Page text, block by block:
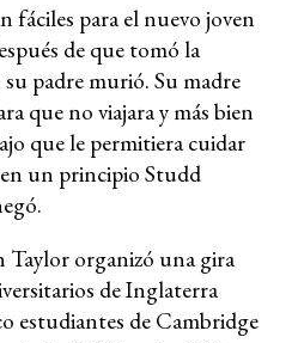
fáciles para el nuevo joven
de que tomó la
padre murió. Su madre
que no viajara y más bien
que le permitiera cuidar
un principio Studd
Taylor organizó una gira
de Inglaterra
estudiantes de Cambridge